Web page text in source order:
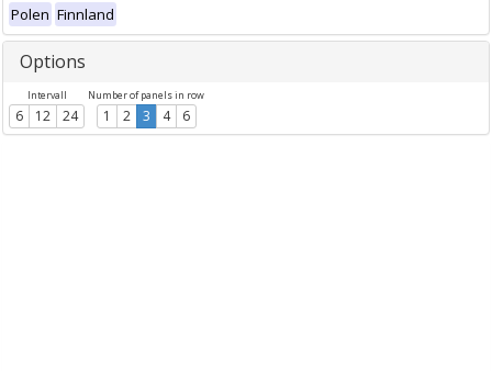
Polen Finnland
Options
Intervall
6 12 24
Number of panels in row
1 2 3 4 6